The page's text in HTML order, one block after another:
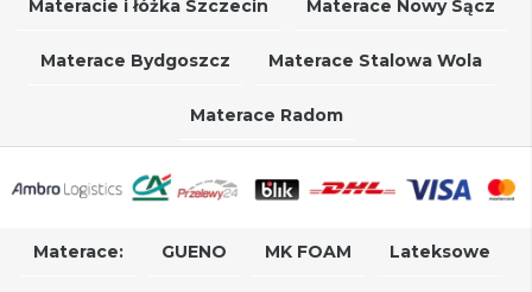
Materacie i łóżka Szczecin Materace Nowy Sącz
Materace Bydgoszcz Materace Stalowa Wola
Materace Radom
Materace: GUENO MK FOAM Lateksowe